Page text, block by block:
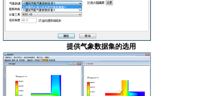
提供气象数据集的选用